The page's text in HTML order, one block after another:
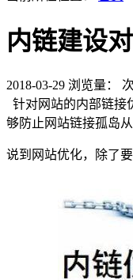
内链建设
2018-03-29 浏览量：
次
针对网站的内部链接
够防止网站链接孤岛
说到网站优化，除了